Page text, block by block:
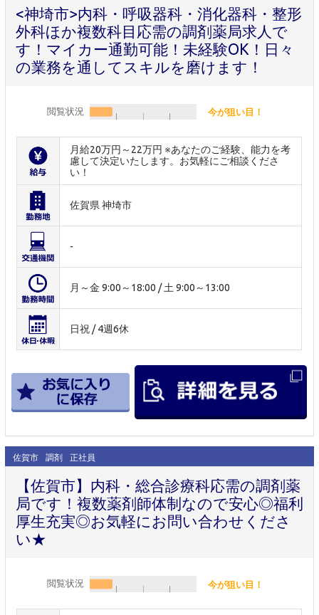
<神埼市>内科・呼吸器科・消化器科・整形
外科ほか複数科目応需の調剤薬局求人で
す！マイカー通勤可能！未経験OK！日々
の業務を通してスキルを磨けます！
閲覧状況 今が狙い目！
月給20万円～22万円 ※あなたのご経験、能力を考
慮して決定いたします。お気軽にご相談くださ
い！
佐賀県 神埼市
-
月～金 9:00～18:00 / 土 9:00～13:00
日祝 / 4週6休
佐賀市 調剤 正社員
【佐賀市】内科・総合診療科応需の調剤薬
局です！複数薬剤師体制なので安心◎福利
厚生充実◎お気軽にお問い合わせくださ
い★
閲覧状況 今が狙い目！